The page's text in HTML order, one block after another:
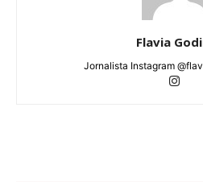
Flavia
Jornalista Instagram